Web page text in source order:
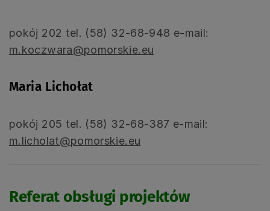
pokój 202 tel. (58) 32-68-948 e-mail:
m.koczwara@pomorskie.eu
Maria Lichołat
pokój 205 tel. (58) 32-68-387 e-mail:
m.licholat@pomorskie.eu
Referat obsługi projektów